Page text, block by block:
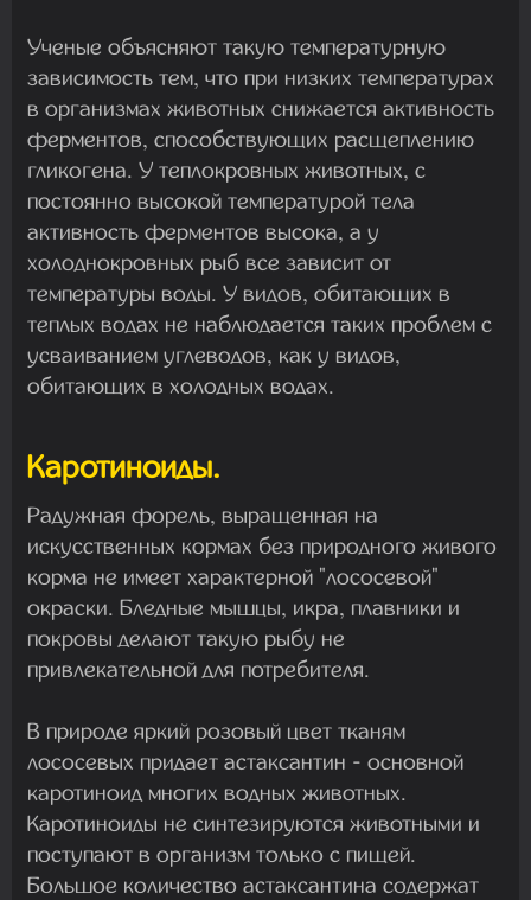
Ученые объясняют такую температурную
зависимость тем, что при низких температурах
в организмах животных снижается активность
ферментов, способствующих расщеплению
гликогена. У теплокровных животных, с
постоянно высокой температурой тела
активность ферментов высока, а у
холоднокровных рыб все зависит от
температуры воды. У видов, обитающих в
теплых водах не наблюдается таких проблем с
усваиванием углеводов, как у видов,
обитающих в холодных водах.
Каротиноиды.
Радужная форель, выращенная на
искусственных кормах без природного живого
корма не имеет характерной "лососевой"
окраски. Бледные мышцы, икра, плавники и
покровы делают такую рыбу не
привлекательной для потребителя.
В природе яркий розовый цвет тканям
лососевых придает астаксантин - основной
каротиноид многих водных животных.
Каротиноиды не синтезируются животными и
поступают в организм только с пищей.
Большое количество астаксантина содержат